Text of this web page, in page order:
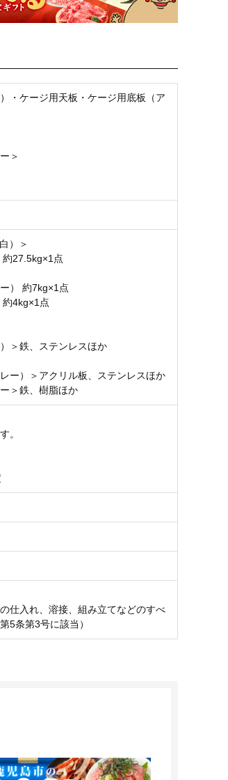
・ケージ用天板・ケージ用底板（ア
＞
）＞
27.5kg×1点
） 約7kg×1点
約4kg×1点
＞鉄、ステンレスほか
ー）＞アクリル板、ステンレスほか
＞鉄、樹脂ほか
。
仕入れ、溶接、組み立てなどのすべ
5条第3号に該当）